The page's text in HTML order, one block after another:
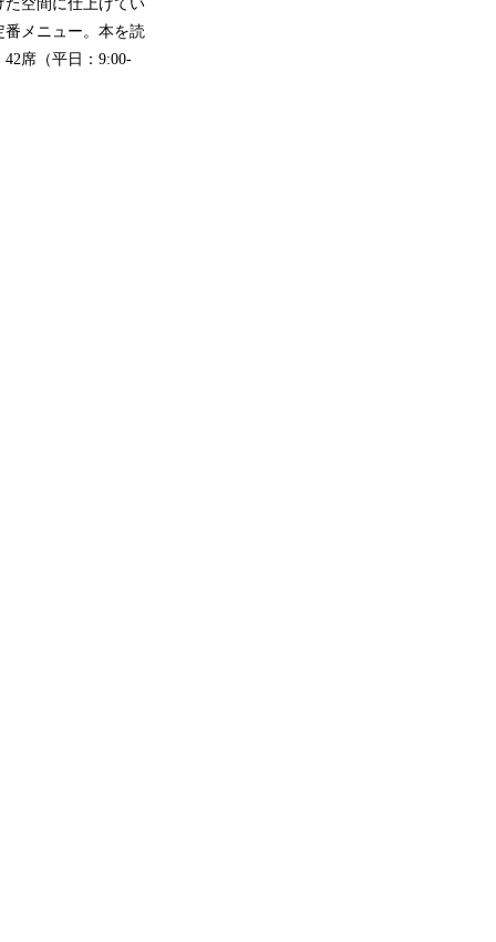
空間に仕上げてい
番メニュー。本を読
席（平日：9:00-